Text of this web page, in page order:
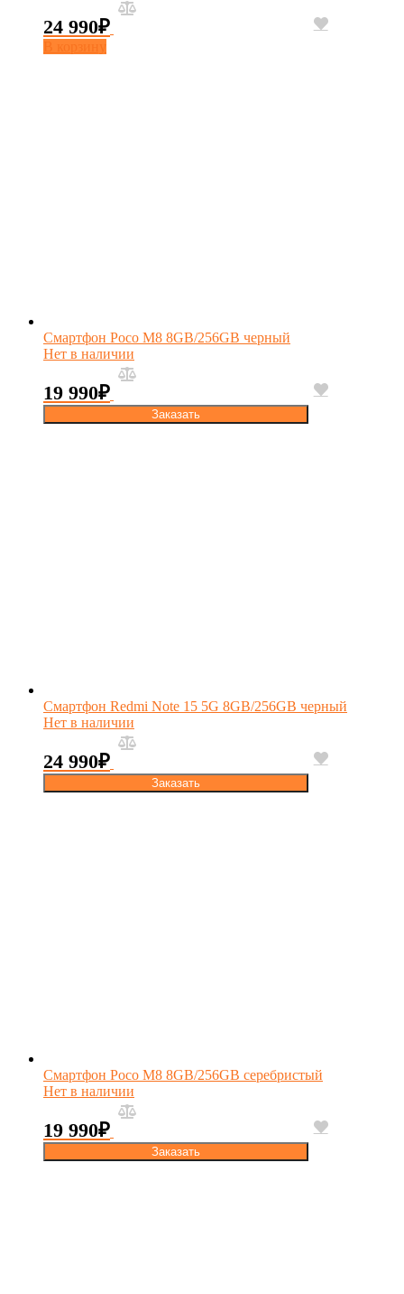
24 990₽
Смартфон Poco M8 8GB/256GB черный
Нет в наличии
19 990₽
Заказать
Смартфон Redmi Note 15 5G 8GB/256GB черный
Нет в наличии
24 990₽
Заказать
Смартфон Poco M8 8GB/256GB серебристый
Нет в наличии
19 990₽
Заказать